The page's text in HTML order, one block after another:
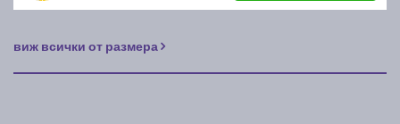
виж всички от размера